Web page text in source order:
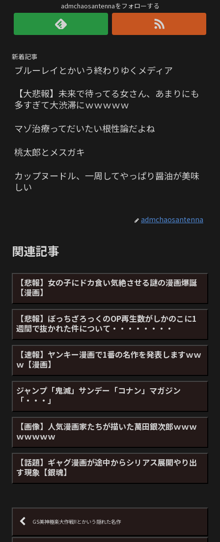
admchaosantennaをフォローする
新着記事
ブルーレイとかいう終わりゆくメディア
【大悲報】未来で待ってる女さん、あまりにも
多すぎて大渋滞にｗｗｗｗｗ
マゾ治療ってだいたい根性論だよね
桃太郎とメスガキ
カップヌードル、一周してやっぱり醤油が美味
しい
admchaosantenna
関連記事
【悲報】女の子にドカ食い気絶させる謎の漫画爆誕
【漫画】
【悲報】ぼっちざろっくのOP再生数がしかのこに1
週間で抜かれた件について・・・・・・・・
【速報】ヤンキー漫画で1番の名作を発表しますｗｗ
ｗ【漫画】
ジャンプ「鬼滅」サンデー「コナン」マガジン
「・・・」
【画像】人気漫画家たちが描いた萬田銀次郎ｗｗｗ
ｗｗｗｗｗ
【話題】ギャグ漫画が途中からシリアス展開やり出
す現象【銀魂】
GS美神極楽大作戦!!とかいう隠れた名作